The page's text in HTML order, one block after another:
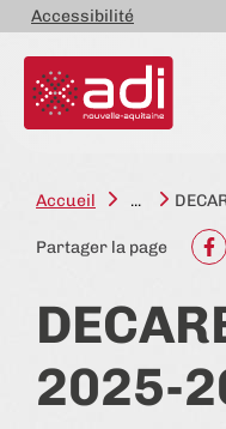
Accessibilité
Accueil ...
Partager la page
2025-